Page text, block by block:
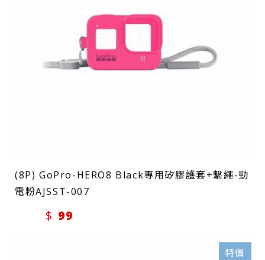
(8P) GoPro-HERO8 Black專用矽膠護套+繫繩-勁
電粉AJSST-007
99
特價